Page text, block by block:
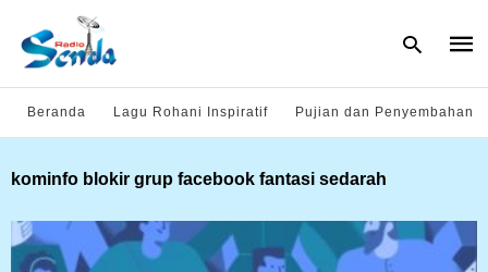
and
hit
Beranda Lagu Rohani Inspiratif Pujian dan Penyembahan
kominfo blokir grup facebook fantasi sedarah